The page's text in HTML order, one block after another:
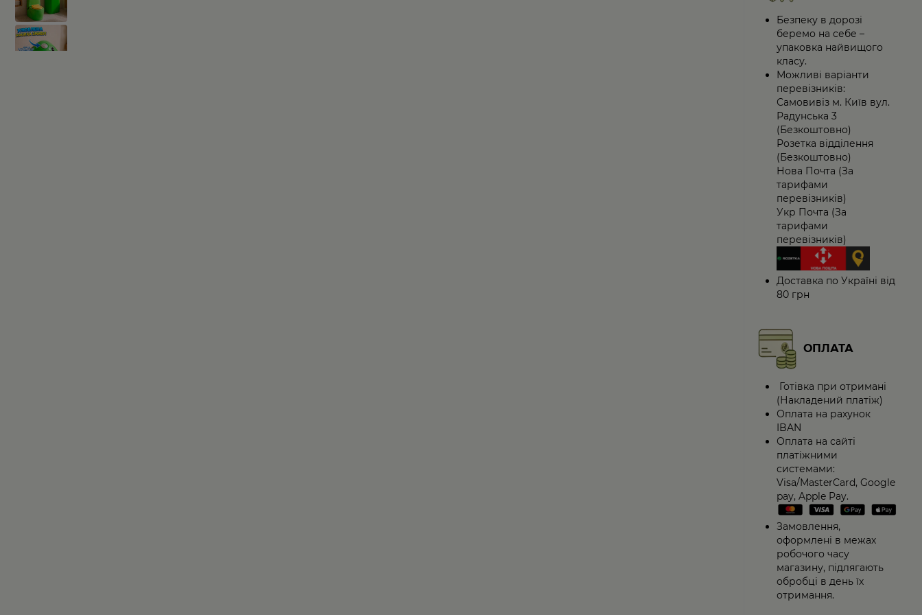
Безпеку в дорозі
беремо на себе –
упаковка найвищого
класу.
Можливі варіанти
перевізників:
Самовивіз м. Київ вул.
Радунська 3
(Безкоштовно)
Розетка відділення
(Безкоштовно)
Нова Почта (За
тарифами
перевізників)
Укр Почта (За
тарифами
перевізників)
Доставка по Україні від
80 грн
ОПЛАТА
Готівка при отримані
(Накладений платіж)
Оплата на рахунок
IBAN
Оплата на сайті
платіжними
системами:
Visa/MasterCard, Google
pay, Apple Pay.
Замовлення,
оформлені в межах
робочого часу
магазину, підлягають
обробці в день їх
отримання.